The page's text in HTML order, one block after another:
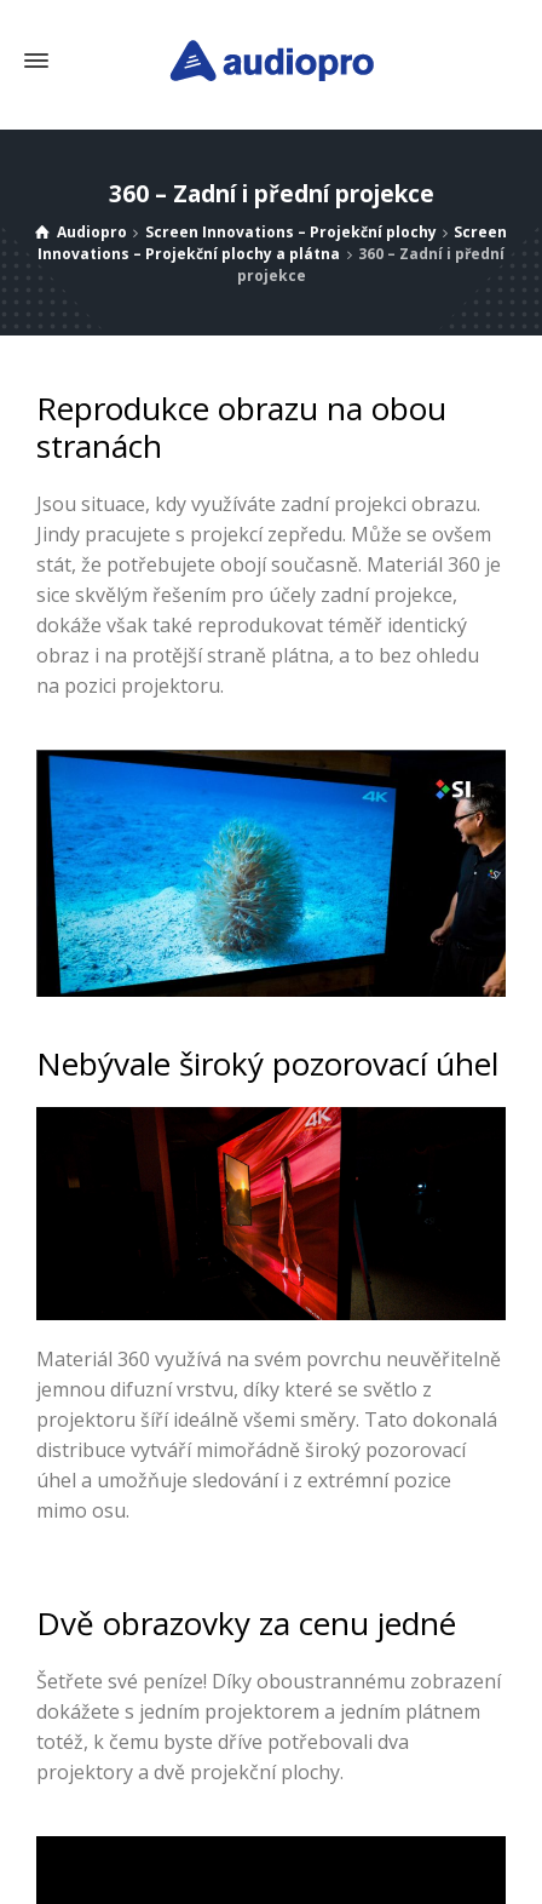
360 – Zadní i přední projekce
Audiopro Screen Innovations – Projekční plochy
Screen
Innovations – Projekční plochy a plátna
360 – Zadní i přední
projekce
Reprodukce obrazu na obou
stranách
Jsou situace, kdy využíváte zadní projekci obrazu.
Jindy pracujete s projekcí zepředu. Může se ovšem
stát, že potřebujete obojí současně. Materiál 360 je
sice skvělým řešením pro účely zadní projekce,
dokáže však také reprodukovat téměř identický
obraz i na protější straně plátna, a to bez ohledu
na pozici projektoru.
Nebývale široký pozorovací úhel
Materiál 360 využívá na svém povrchu neuvěřitelně
jemnou difuzní vrstvu, díky které se světlo z
projektoru šíří ideálně všemi směry. Tato dokonalá
distribuce vytváří mimořádně široký pozorovací
úhel a umožňuje sledování i z extrémní pozice
mimo osu.
Dvě obrazovky za cenu jedné
Šetřete své peníze! Díky oboustrannému zobrazení
dokážete s jedním projektorem a jedním plátnem
totéž, k čemu byste dříve potřebovali dva
projektory a dvě projekční plochy.